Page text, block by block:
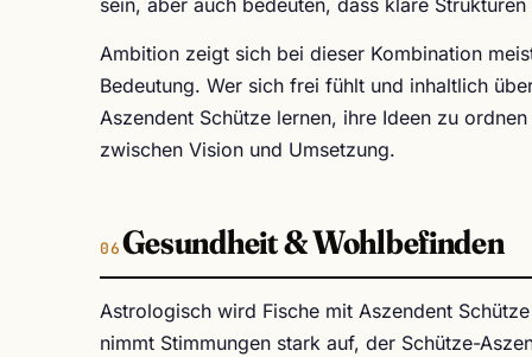
sein, aber auch bedeuten, dass klare
Ambition zeigt sich bei dieser Kombination
Bedeutung. Wer sich frei fühlt und inhaltlich
Aszendent Schütze lernen, ihre Ideen zu
zwischen Vision und Umsetzung.
Gesundheit & Wohlbefinden
Astrologisch wird Fische mit Aszendent
nimmt Stimmungen stark auf, der Schütze-